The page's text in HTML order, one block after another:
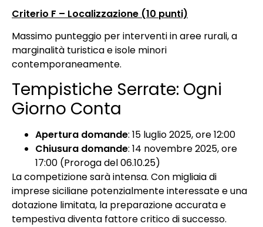
Criterio F – Localizzazione (10 punti)
Massimo punteggio per interventi in aree rurali, a
marginalità turistica e isole minori
contemporaneamente.
Tempistiche Serrate: Ogni
Giorno Conta
Apertura domande: 15 luglio 2025, ore 12:00
Chiusura domande: 14 novembre 2025, ore
17:00 (Proroga del 06.10.25)
La competizione sarà intensa. Con migliaia di
imprese siciliane potenzialmente interessate e una
dotazione limitata, la preparazione accurata e
tempestiva diventa fattore critico di successo.